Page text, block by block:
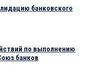
банковского
по выполнению
банков